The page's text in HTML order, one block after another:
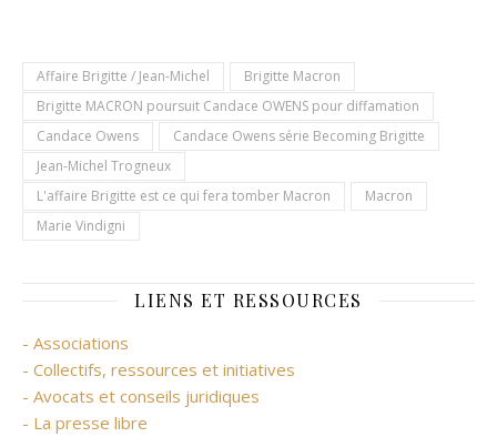
Affaire Brigitte / Jean-Michel
Brigitte Macron
Brigitte MACRON poursuit Candace OWENS pour diffamation
Candace Owens
Candace Owens série Becoming Brigitte
Jean-Michel Trogneux
L'affaire Brigitte est ce qui fera tomber Macron
Macron
Marie Vindigni
LIENS ET RESSOURCES
- Associations
- Collectifs, ressources et initiatives
- Avocats et conseils juridiques
- La presse libre